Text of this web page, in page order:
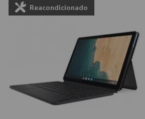
Reacondicionado